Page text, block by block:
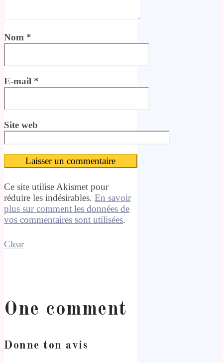
Nom *
E-mail *
Site web
Ce site utilise Akismet pour
réduire les indésirables. En savoir
plus sur comment les données de
vos commentaires sont utilisées.
Clear
One comment
Donne ton avis